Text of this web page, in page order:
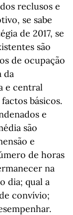
reclusos e
se sabe
de 2017, se
são
de ocupação
da
e central
básicos.
e
são
e
de horas
na
dia; qual a
convívio;